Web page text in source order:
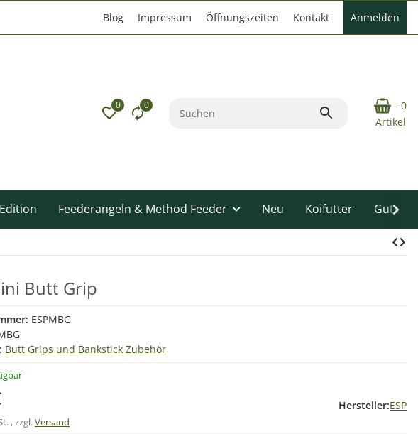
Blog Impressum Öffnungszeiten Kontakt Anmelden
0 0
- 0
Artikel
Feederangeln & Method Feeder Neu Koifutter
Butt Grip
ESPMBG
Butt Grips und Bankstick Zubehör
, zzgl.Versand
Hersteller:ESP